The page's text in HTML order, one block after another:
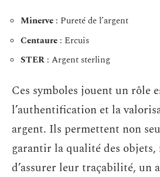
Minerve : Pureté de l’argent
Centaure : Ercuis
STER : Argent sterling
Ces symboles jouent un rôle
l’authentification et la
argent. Ils permettent non
garantir la qualité des objets,
d’assurer leur traçabilité, un